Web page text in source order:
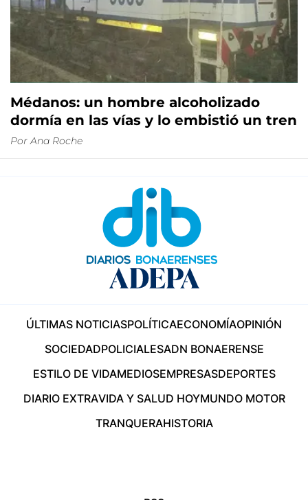
Médanos: un hombre alcoholizado
dormía en las vías y lo embistió un tren
Por Ana Roche
ÚLTIMAS NOTICIASPOLÍTICAECONOMÍAOPINIÓN
SOCIEDADPOLICIALESADN BONAERENSE
ESTILO DE VIDAMEDIOSEMPRESASDEPORTES
DIARIO EXTRAVIDA Y SALUD HOYMUNDO MOTOR
TRANQUERAHISTORIA